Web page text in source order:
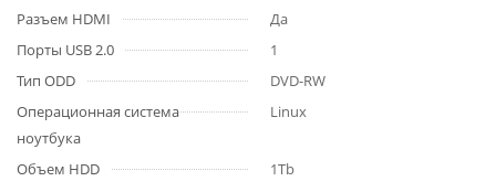
Разъем HDMI
Да
Порты USB 2.0
1
Тип ODD
DVD-RW
Операционная система
ноутбука
Linux
Объем HDD 1Tb